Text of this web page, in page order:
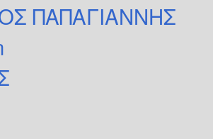
ΠΑΠΑΓΙΑΝΝΗΣ